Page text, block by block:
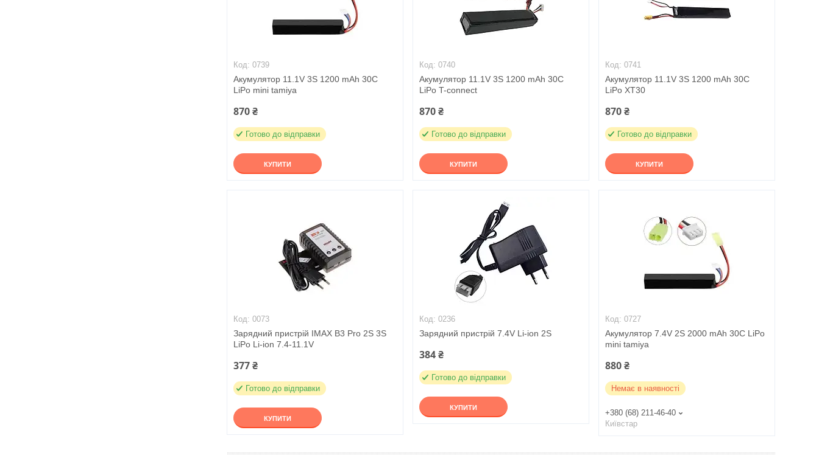
0739
Акумулятор 11.1V 3S 1200 mAh 30C
LiPo mini tamiya
870 ₴
Готово до відправки
КУПИТИ
0740
Акумулятор 11.1V 3S 1200 mAh 30C
LiPo T-connect
870 ₴
Готово до відправки
КУПИТИ
0741
Акумулятор 11.1V 3S 1200 mAh 30C
LiPo XT30
870 ₴
Готово до відправки
КУПИТИ
0073
Зарядний пристрій IMAX B3 Pro 2S 3S
LiPo Li-ion 7.4-11.1V
377 ₴
Готово до відправки
КУПИТИ
0236
Зарядний пристрій 7.4V Li-ion 2S
384 ₴
Готово до відправки
КУПИТИ
0727
Акумулятор 7.4V 2S 2000 mAh 30C LiPo
mini tamiya
880 ₴
Немає в наявності
+380 (68) 211-46-40
Київстар